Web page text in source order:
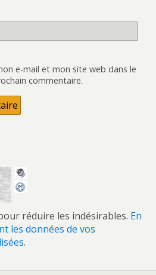
e-mail et mon site web dans le
commentaire.
réduire les indésirables. En
les données de vos
.